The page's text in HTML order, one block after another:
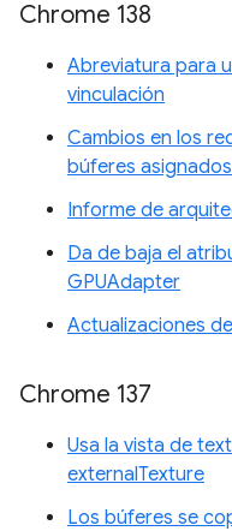
Chrome 138
Abreviatura para
vinculación
Cambios en los
búferes
Informe de
Da de baja el
GPUAdapter
Actualizaciones
Chrome 137
Usa la vista de
externalTexture
Los búferes se